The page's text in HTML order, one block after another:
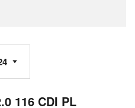
116 CDI PL